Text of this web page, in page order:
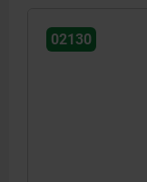
02130